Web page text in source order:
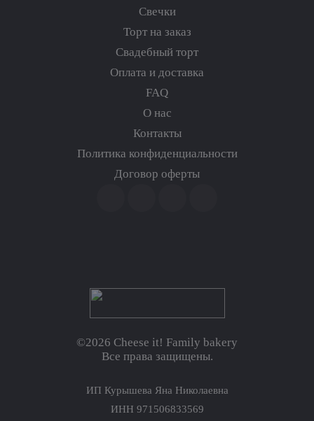
©2026 Cheese it! Family bakery
Все права защищены.
ИП Курышева Яна Николаевна
ИНН 971506833569
Свечки
Торт на заказ
Свадебный торт
Оплата и доставка
FAQ
О нас
Контакты
Политика конфиденциальности
Договор оферты